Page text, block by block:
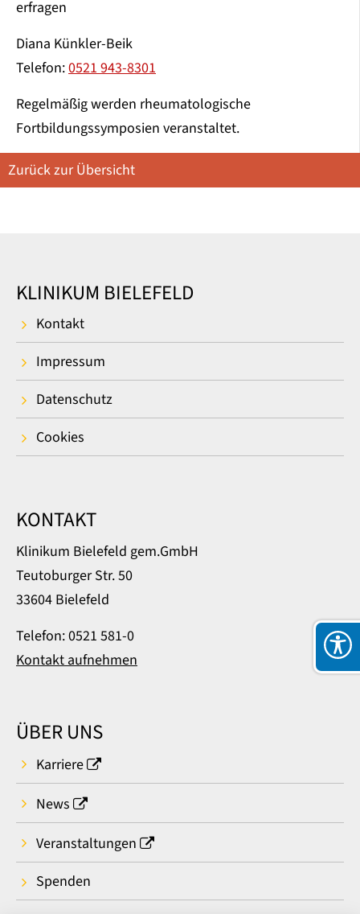
erfragen
Diana Künkler-Beik
Telefon:0521 943-8301
Regelmäßig werden rheumatologische
Fortbildungssymposien veranstaltet.
Zurück zur Übersicht
KLINIKUM BIELEFELD
Kontakt
Impressum
Datenschutz
Cookies
KONTAKT
Klinikum Bielefeld gem.GmbH
Teutoburger Str. 50
33604 Bielefeld
Telefon: 0521 581-0
Kontakt aufnehmen
ÜBER UNS
Karriere
News
Veranstaltungen
Spenden